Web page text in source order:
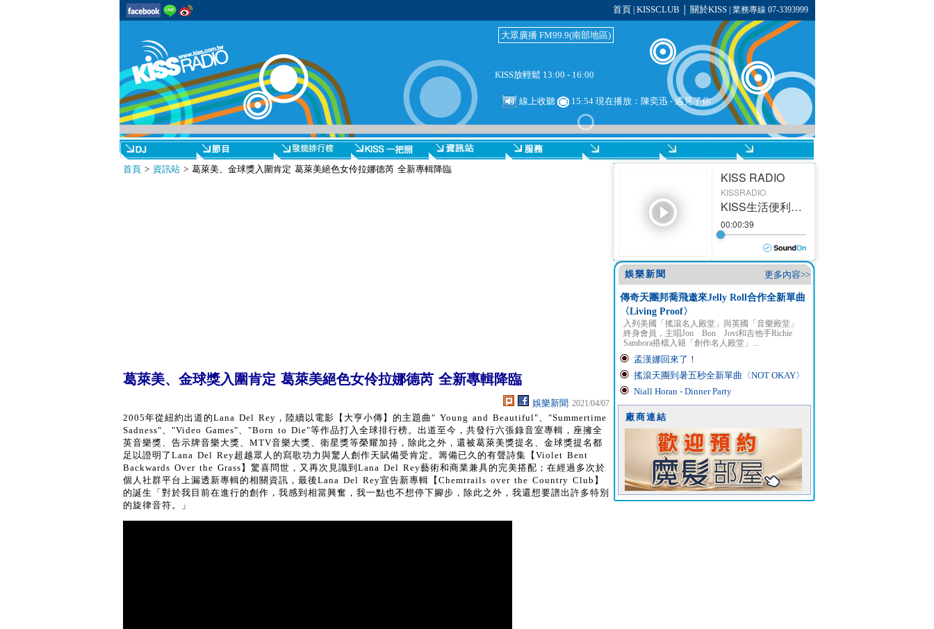
首頁 KISSCLUB 關於KISS| 業務專線 07-3393999
大眾廣播 FM99.9(南部地區)
KISS放輕鬆 13:00 - 16:00
線上收聽 15:54 現在播放： 陳奕迅 -遇見了你
首頁> 資訊站> 葛萊美、金球獎入圍肯定 葛萊美絕色女伶拉娜德芮 全新專輯降臨
葛萊美、金球獎入圍肯定 葛萊美絕色女伶拉娜德芮 全新專輯降臨
娛樂新聞 2021/04/07
2005年從紐約出道的Lana Del Rey，陸續以電影【大亨小傳】的主題曲" Young and Beautiful"、"Summertime
Sadness"、"Video Games"、"Born to Die"等作品打入全球排行榜。出道至今，共發行六張錄音室專輯，座擁全
英音樂獎、告示牌音樂大獎、MTV音樂大獎、衛星獎等榮耀加持，除此之外，還被葛萊美獎提名、金球獎提名都
足以證明了Lana Del Rey超越眾人的寫歌功力與驚人創作天賦備受肯定。籌備已久的有聲詩集【Violet Bent
Backwards Over the Grass】驚喜問世，又再次見識到Lana Del Rey藝術和商業兼具的完美搭配；在經過多次於
個人社群平台上漏透新專輯的相關資訊，最後Lana Del Rey宣告新專輯【Chemtrails over the Country Club】
的誕生「對於我目前在進行的創作，我感到相當興奮，我一點也不想停下腳步，除此之外，我還想要譜出許多特別
的旋律音符。」
更多內容>>
娛樂新聞
傳奇天團邦喬飛邀來Jelly Roll合作全新單曲
〈Living Proof〉
入列美國「搖滾名人殿堂」與英國「音樂殿堂」
終身會員，主唱Jon Bon Jovi和吉他手Richie
Sambora搭檔入籍「創作名人殿堂」...
孟漢娜回來了！
搖滾天團到暑五秒全新單曲〈NOT OKAY〉
Niall Horan - Dinner Party
廠商連結